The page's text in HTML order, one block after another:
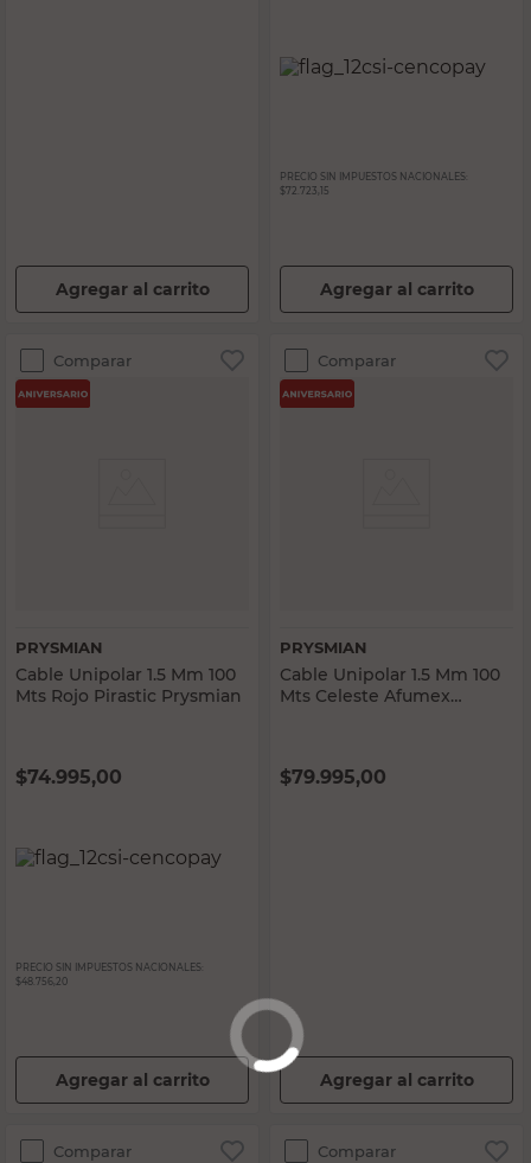
Agregar al carrito
PRECIO SIN IMPUESTOS NACIONALES:
$72.723,15
Agregar al carrito
Comparar
PRYSMIAN
Cable Unipolar 1.5 Mm 100
Mts Rojo Pirastic Prysmian
$74.995,00
PRECIO SIN IMPUESTOS NACIONALES:
$48.756,20
Agregar al carrito
Comparar
PRYSMIAN
Cable Unipolar 1.5 Mm 100
Mts Celeste Afumex
$79.995,00
Agregar al carrito
Comparar Comparar